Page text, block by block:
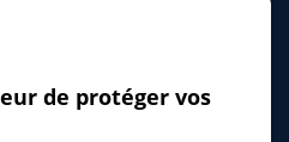
de protéger vos